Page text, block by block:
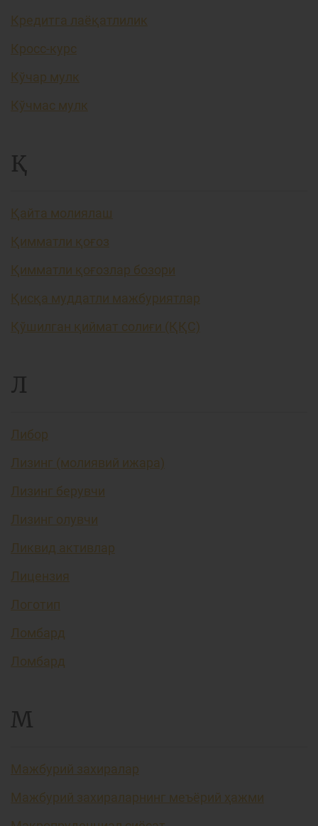
Кредитга лаёқатлилик
Кросс-курс
Кўчар мулк
Кўчмас мулк
Қ
Қайта молиялаш
Қимматли қоғоз
Қимматли қоғозлар бозори
Қисқа муддатли мажбуриятлар
Қўшилган қиймат солиғи (ҚҚС)
Л
Либор
Лизинг (молиявий ижара)
Лизинг берувчи
Лизинг олувчи
Ликвид активлар
Лицензия
Логотип
Ломбард
Ломбард
М
Мажбурий захиралар
Мажбурий захираларнинг меъёрий ҳажми